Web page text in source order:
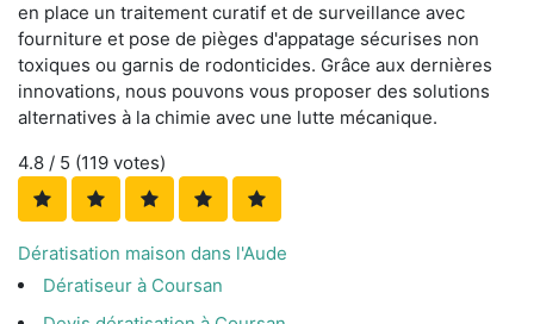
en place un traitement curatif et de surveillance avec
fourniture et pose de pièges d'appatage sécurises non
toxiques ou garnis de rodonticides. Grâce aux dernières
innovations, nous pouvons vous proposer des solutions
alternatives à la chimie avec une lutte mécanique.
4.8 / 5 (119 votes)
Dératisation maison dans l'Aude
Dératiseur à Coursan